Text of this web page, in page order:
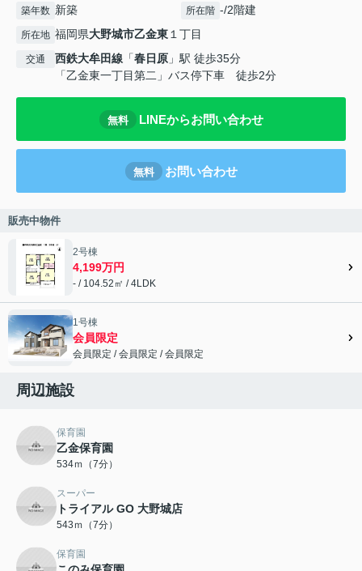
築年数 新築 所在階 -/2階建
所在地 福岡県大野城市乙金東１丁目
交通 西鉄大牟田線 「春日原 」駅 徒歩35分
「乙金東一丁目第二」バス停下車 徒歩2分
無料 LINEからお問い合わせ
無料 お問い合わせ
販売中物件
2号棟
4,199万円
- / 104.52㎡ / 4LDK
1号棟
会員限定
会員限定 /会員限定 /会員限定
周辺施設
保育園
乙金保育園
534ｍ（7分）
スーパー
トライアル GO 大野城店
543ｍ（7分）
保育園